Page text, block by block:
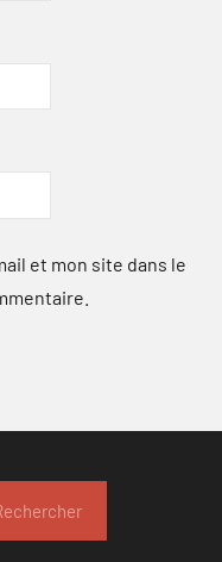
et mon site dans le